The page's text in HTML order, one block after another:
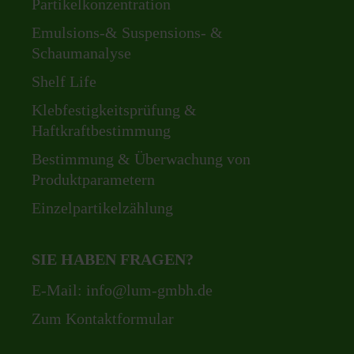
Partikelkonzentration
Emulsions-& Suspensions- &
Schaumanalyse
Shelf Life
Klebfestigkeitsprüfung &
Haftkraftbestimmung
Bestimmung & Überwachung von
Produktparametern
Einzelpartikelzählung
SIE HABEN FRAGEN?
E-Mail: info@lum-gmbh.de
Zum Kontaktformular